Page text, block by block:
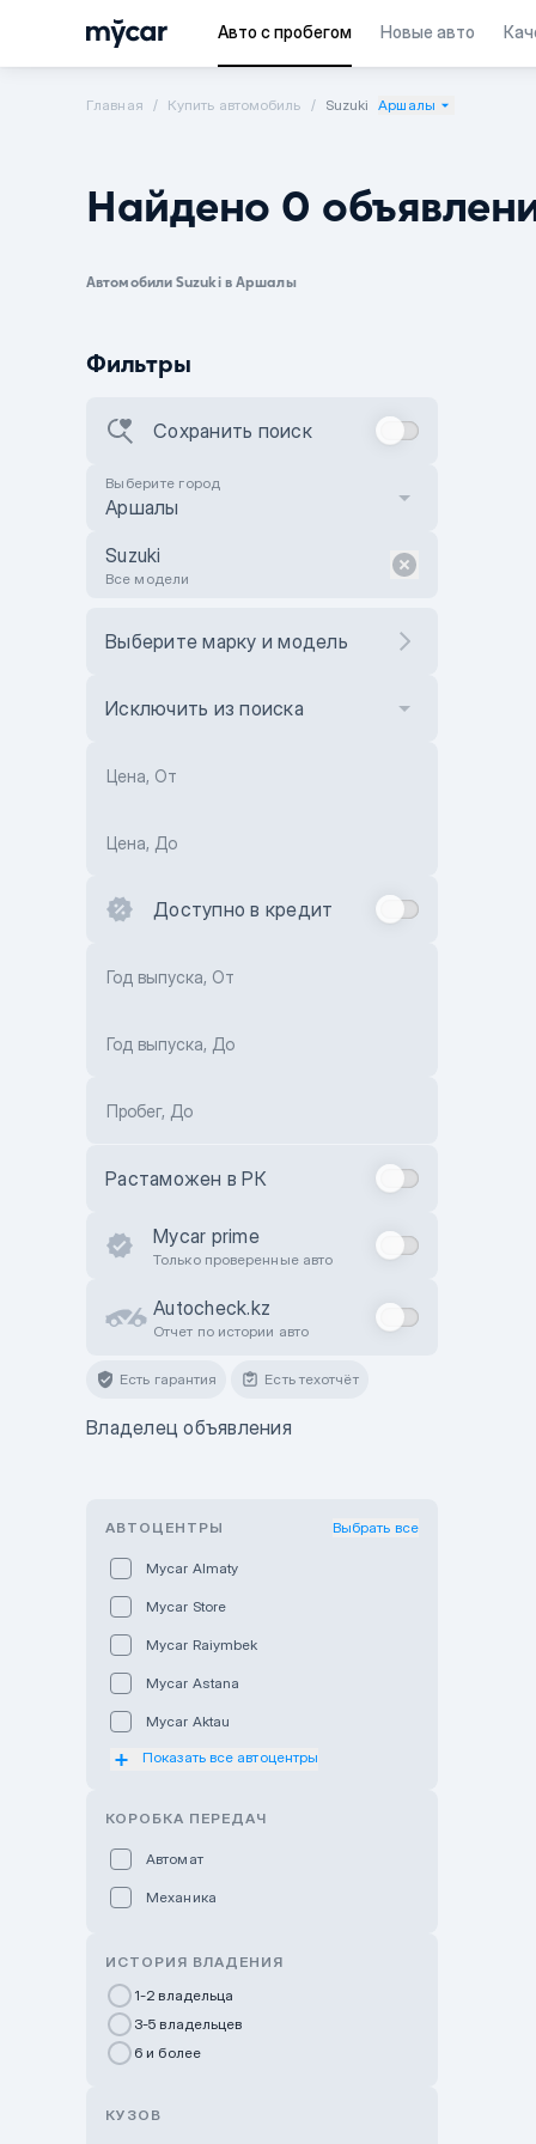
Авто с пробегом Новые авто
Главная Купить автомобиль Suzuki Аршалы
Найдено 0
Автомобили Suzuki в Аршалы
Фильтры
Сохранить поиск
Выберите город
Аршалы
Suzuki
Все модели
Выберите марку и модель
Исключить из поиска
Цена, От
Цена, До
Доступно в кредит
Год выпуска, От
Год выпуска, До
Пробег, До
Растаможен в РК
Mycar prime
Только проверенные авто
Autocheck.kz
Отчет по истории авто
Есть гарантия Есть техотчёт
Владелец объявления
АВТОЦЕНТРЫ Выбрать все
Mycar Almaty
Mycar Store
Mycar Raiymbek
Mycar Astana
Mycar Aktau
Mycar Uralsk
GWM Nurly Zhol
Chery Astana
Показать все автоцентры
КОРОБКА ПЕРЕДАЧ
Автомат
Механика
ИСТОРИЯ ВЛАДЕНИЯ
1-2 владельца
3-5 владельцев
6 и более
КУЗОВ